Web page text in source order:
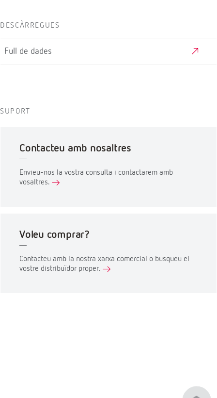
DESCÀRREGUES
Full de dades
SUPORT
Contacteu amb nosaltres
Envieu-nos la vostra consulta i contactarem amb
vosaltres.
Voleu comprar?
Contacteu amb la nostra xarxa comercial o busqueu el
vostre distribuïdor proper.